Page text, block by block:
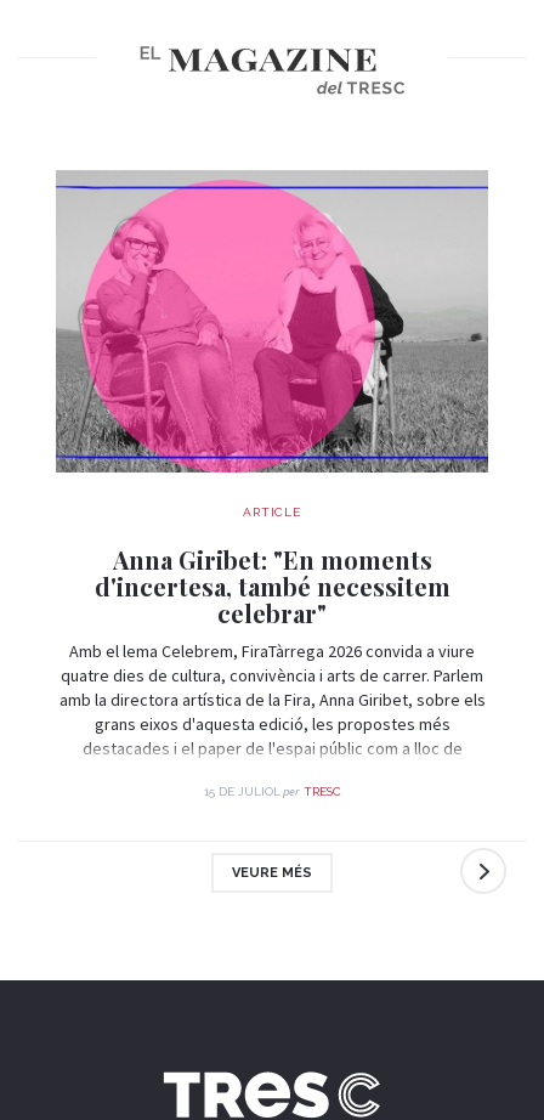
ARTICLE
Anna Giribet: "En moments
d'incertesa, també necessitem
celebrar"
Amb el lema Celebrem, FiraTàrrega 2026 convida a viure
quatre dies de cultura, convivència i arts de carrer. Parlem
amb la directora artística de la Fira, Anna Giribet, sobre els
grans eixos d'aquesta edició, les propostes més
destacades i el paper de l'espai públic com a lloc de
15 DE JULIOL per TRESC
VEURE MÉS